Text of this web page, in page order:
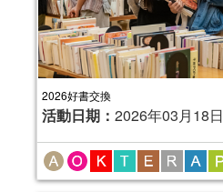
2026好書交換
活動日期： 2026年03月18日